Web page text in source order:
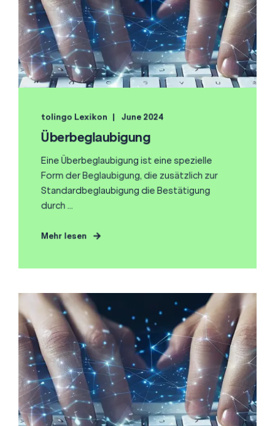
tolingo Lexikon June 2024
Überbeglaubigung
Eine Überbeglaubigung ist eine spezielle
Form der Beglaubigung, die zusätzlich zur
Standardbeglaubigung die Bestätigung
durch ...
Mehr lesen